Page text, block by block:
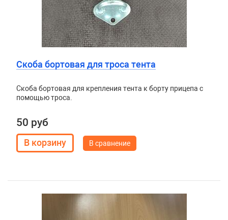
Скоба бортовая для троса тента
Скоба бортовая для крепления тента к борту прицепа с
помощью троса.
50 руб
В сравнение